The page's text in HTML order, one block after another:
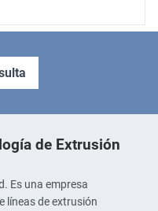
de Extrusión
Es una empresa
líneas de extrusión